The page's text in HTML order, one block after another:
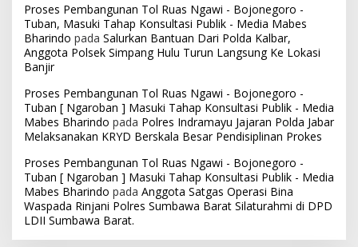
Proses Pembangunan Tol Ruas Ngawi - Bojonegoro -
Tuban, Masuki Tahap Konsultasi Publik - Media Mabes
Bharindo pada Salurkan Bantuan Dari Polda Kalbar,
Anggota Polsek Simpang Hulu Turun Langsung Ke Lokasi
Banjir
Proses Pembangunan Tol Ruas Ngawi - Bojonegoro -
Tuban [ Ngaroban ] Masuki Tahap Konsultasi Publik - Media
Mabes Bharindo pada Polres Indramayu Jajaran Polda Jabar
Melaksanakan KRYD Berskala Besar Pendisiplinan Prokes
Proses Pembangunan Tol Ruas Ngawi - Bojonegoro -
Tuban [ Ngaroban ] Masuki Tahap Konsultasi Publik - Media
Mabes Bharindo pada Anggota Satgas Operasi Bina
Waspada Rinjani Polres Sumbawa Barat Silaturahmi di DPD
LDII Sumbawa Barat.